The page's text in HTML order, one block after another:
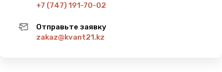
+7 (747) 191-70-02
Отправьте заявку
zakaz@kvant21.kz